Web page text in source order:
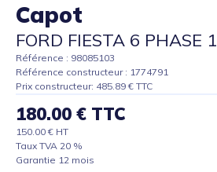
Capot
FORD FIESTA 6 PHASE 1
Référence : 98085103
Référence constructeur : 1774791
Prix constructeur: 485.89 € TTC
180.00 € TTC
150.00 € HT
Taux TVA 20 %
Garantie 12 mois